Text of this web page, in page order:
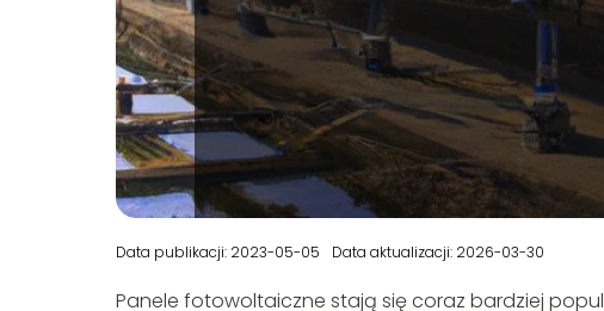
Data publikacji: 2023-05-05 Data aktualizacji: 2026-03-30
Panele fotowoltaiczne stają się coraz bardziej